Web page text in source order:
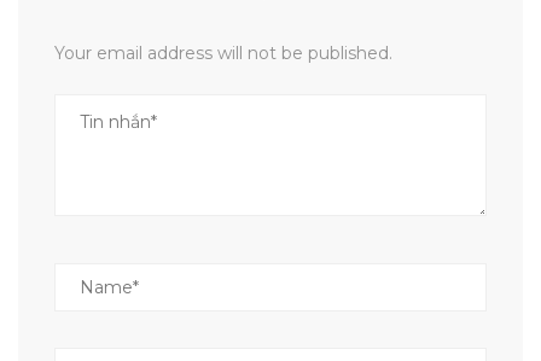
Your email address will not be published.